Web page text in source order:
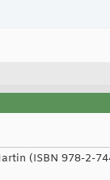
(ISBN 978-2-